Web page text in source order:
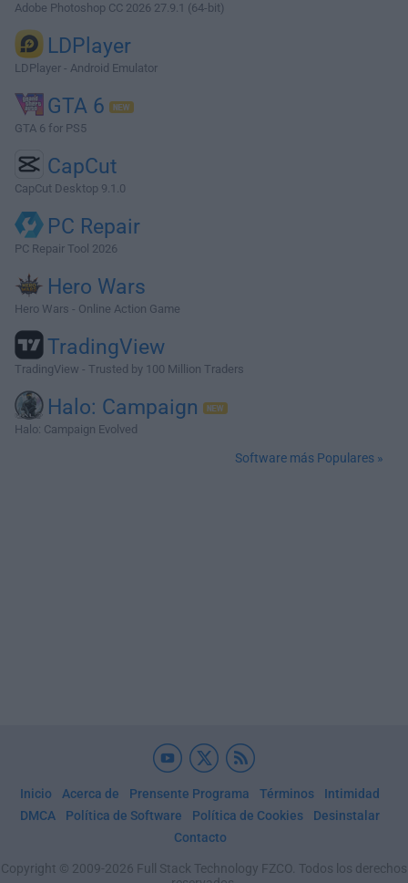
Adobe Photoshop CC 2026 27.9.1 (64-bit)
LDPlayer
LDPlayer - Android Emulator
GTA 6
GTA 6 for PS5
CapCut
CapCut Desktop 9.1.0
PC Repair
PC Repair Tool 2026
Hero Wars
Hero Wars - Online Action Game
TradingView
TradingView - Trusted by 100 Million Traders
Halo: Campaign
Halo: Campaign Evolved
Software más Populares »
Inicio Acerca de Prensente Programa Términos
Intimidad
DMCA
Política de Software Política de Cookies
Desinstalar
Contacto
Copyright © 2009-2026 Full Stack Technology FZCO. Todos los derechos